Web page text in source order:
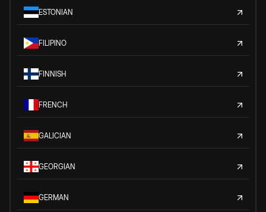
ESTONIAN
FILIPINO
FINNISH
FRENCH
GALICIAN
GEORGIAN
GERMAN